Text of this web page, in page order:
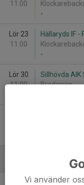
11:00
-
Lör 23
11:00
Hällaryds IF -
-
Lör 30
11:00
Sillhövda AIK
Bredasjön
Lyckå FF
Lör 6
Hällaryds IF -
Vi använder